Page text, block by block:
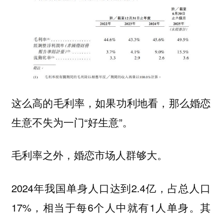
这么高的毛利率，如果功利地看，那么婚恋
生意不失为一门“好生意”。
毛利率之外，婚恋市场人群够大。
2024年我国单身人口达到2.4亿，占总人口
17%，相当于每6个人中就有1人单身。其